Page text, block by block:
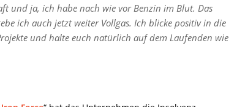
und ja, ich habe nach wie vor Benzin im Blut. Das
ich auch jetzt weiter Vollgas. Ich blicke positiv in die
und halte euch natürlich auf dem Laufenden wie